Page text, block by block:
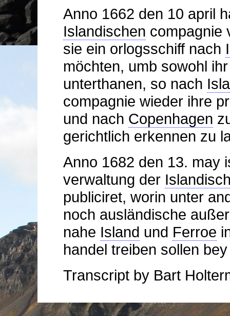
Anno 1662 den 10 april
Islandischen compagnie
sie ein orlogsschiff nach
möchten, umb sowohl
unterthanen, so nach
compagnie wieder ihre
und nach Copenhagen
gerichtlich erkennen zu
Anno 1682 den 13. may
verwaltung der
publiciret, worin unter
noch ausländische
nahe Island und Ferroe
handel treiben sollen
Transcript by Bart